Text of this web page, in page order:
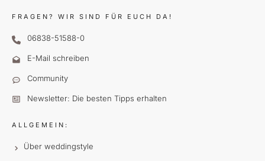
FRAGEN? WIR SIND FÜR EUCH DA!
06838-51588-0
E-Mail schreiben
Community
Newsletter: Die besten Tipps erhalten
ALLGEMEIN:
Über weddingstyle